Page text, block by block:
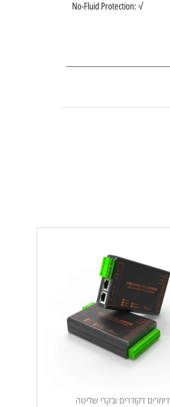
No-Fluid Protection: √
דימרים דקודרים ובקרי שליטה